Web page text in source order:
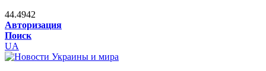
44.4942
Авторизация
Поиск
UA